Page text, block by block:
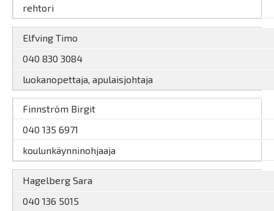
rehtori
Elfving Timo
040 830 3084
luokanopettaja, apulaisjohtaja
Finnström Birgit
040 135 6971
koulunkäynninohjaaja
Hagelberg Sara
040 136 5015